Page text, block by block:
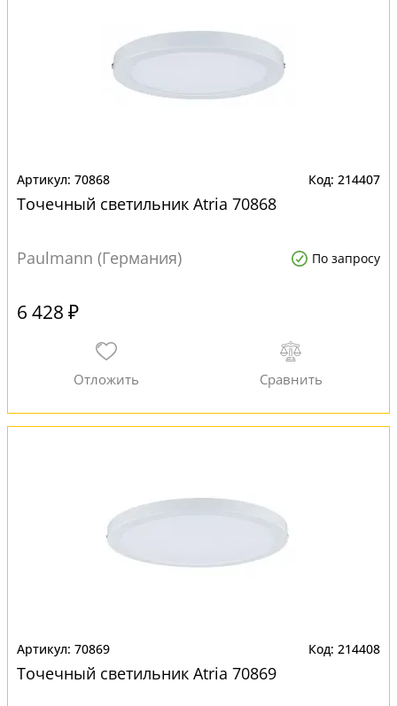
70868 214407
Точечный светильник Atria 70868
Paulmann (Германия) По запросу
6 428 ₽
70869 214408
Точечный светильник Atria 70869